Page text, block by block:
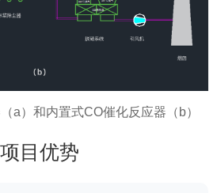
a）和内置式CO催化反应器（b）
项目优势